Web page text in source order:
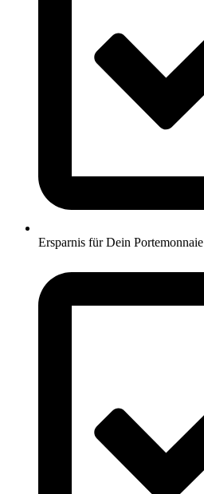
Ersparnis für Dein Portemonnaie